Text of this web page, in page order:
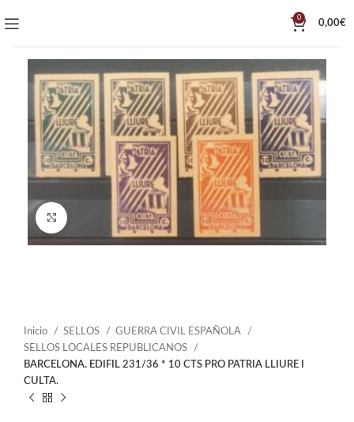
0
0,00€
Click to enlarge
Inicio SELLOS
GUERRA CIVIL ESPAÑOLA
SELLOS LOCALES REPUBLICANOS
BARCELONA. EDIFIL 231/36 * 10 CTS PRO PATRIA LLIURE I
CULTA.